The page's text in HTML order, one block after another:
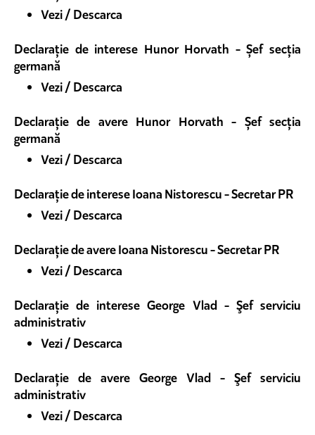
Vezi / Descarca
Declarație de interese Hunor Horvath - Șef secția
germană
Vezi / Descarca
Declarație de avere Hunor Horvath - Șef secția
germană
Vezi / Descarca
Declarație de interese Ioana Nistorescu - Secretar PR
Vezi / Descarca
Declarație de avere Ioana Nistorescu - Secretar PR
Vezi / Descarca
Declarație de interese George Vlad - Şef serviciu
administrativ
Vezi / Descarca
Declarație de avere George Vlad - Şef serviciu
administrativ
Vezi / Descarca